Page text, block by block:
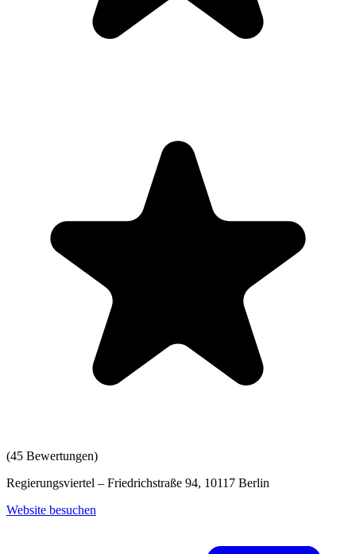
(45 Bewertungen)
Regierungsviertel – Friedrichstraße 94, 10117 Berlin
Website besuchen